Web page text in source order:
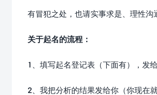
有冒犯之处，也请实事求是、理性沟
关于起名的流程：
1、填写起名登记表（下面有），发给
2、我把分析的结果发给你（你现在